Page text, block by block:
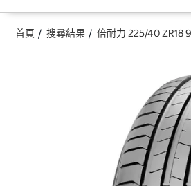
首頁 搜尋結果 倍耐力 225/40 ZR18